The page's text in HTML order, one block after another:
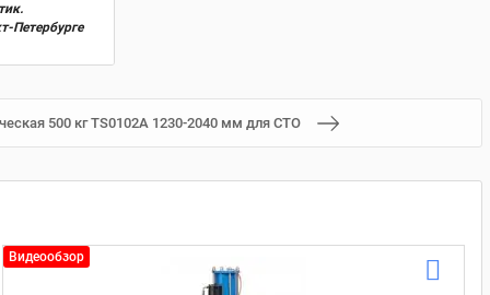
Петербурге
500 кг TS0102A 1230-2040 мм для СТО
Видеообзор